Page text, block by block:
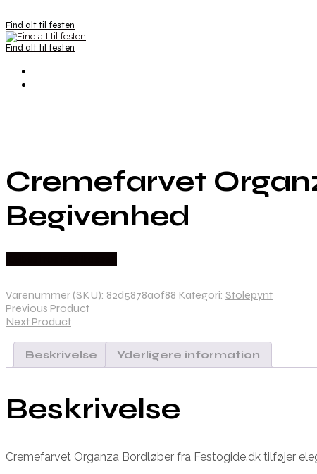
Find alt til festen
Find alt til festen
Cremefarvet
Begivenhed
Varenummer (SKU): 82d5878a0f88 Kategori: Stolepynt
Previous Product
Next Product
Beskrivelse Yderligere information
Beskrivelse
Cremefarvet Organza Bordløber fra Festogide.dk tilføjer